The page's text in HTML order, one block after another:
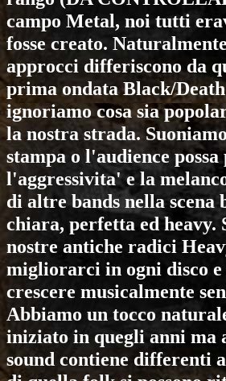
campo Metal, noi tutti
fosse creato.
approcci differiscono da
prima ondata Black/
ignoriamo cosa sia
la nostra strada.
stampa o l'audience
l'aggressivita' e la
di altre bands nella scena
chiara, perfetta ed
nostre antiche radici
migliorarci in ogni disco
crescere musicalmente
Abbiamo un tocco
iniziato in quegli anni ma
sound contiene differenti